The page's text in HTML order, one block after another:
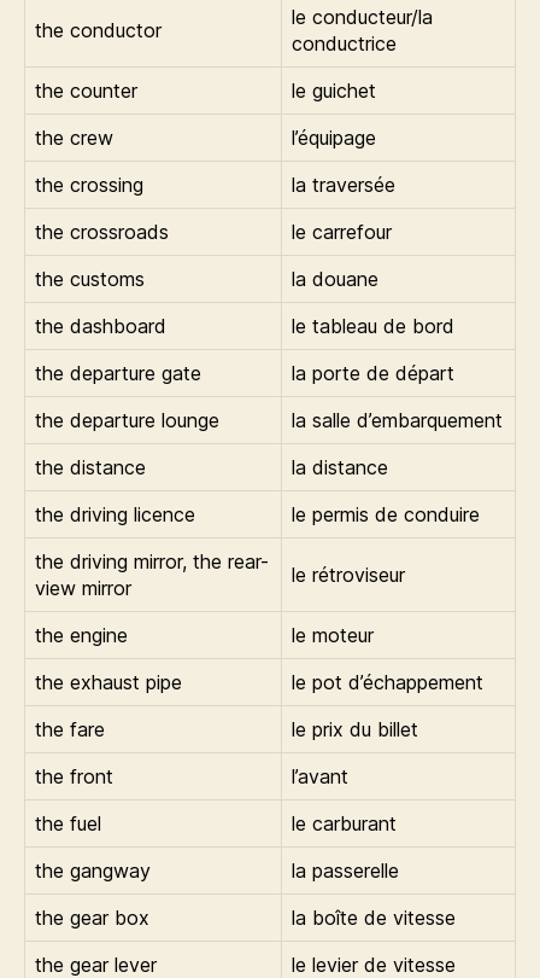
the conductor
le conducteur/la
conductrice
the counter
le guichet
the crew
l’équipage
the crossing
la traversée
the crossroads
le carrefour
the customs
la douane
the dashboard
le tableau de bord
the departure gate
la porte de départ
the departure lounge
la salle d’embarquement
the distance
la distance
the driving licence
le permis de conduire
the driving mirror, the rear-
view mirror
le rétroviseur
the engine
le moteur
the exhaust pipe
le pot d’échappement
the fare
le prix du billet
the front
l’avant
the fuel
le carburant
the gangway
la passerelle
the gear box
la boîte de vitesse
the gear lever
le levier de vitesse